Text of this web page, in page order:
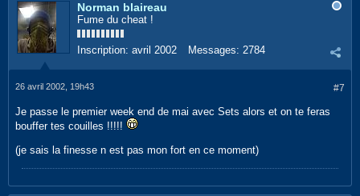
Norman blaireau
Fume du cheat !
Inscription: avril 2002 Messages: 2784
#7
26 avril 2002, 19h43
Je passe le premier week end de mai avec Sets alors et on te feras
bouffer tes couilles !!!!!
(je sais la finesse n est pas mon fort en ce moment)